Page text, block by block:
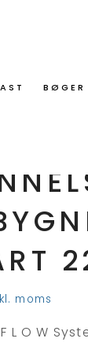
BØGER
moms
L O W